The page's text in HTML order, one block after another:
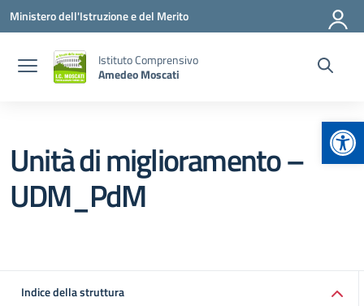
Vai ai contenuti
Vai al menu di navigazione
Vai al footer
Ministero dell'Istruzione e del Merito
Istituto Comprensivo
Amedeo Moscati
Unità di miglioramento –
UDM_PdM
Indice della struttura